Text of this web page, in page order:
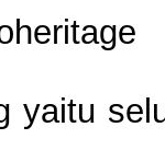
yaitu